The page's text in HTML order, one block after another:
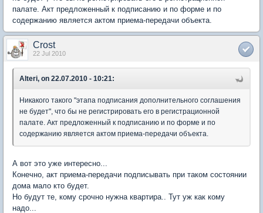
палате. Акт предложенный к подписанию и по форме и по
содержанию является актом приема-передачи объекта.
Crost
22 Jul 2010
Alteri, on 22.07.2010 - 10:21:
Никакого такого "этапа подписания дополнительного соглашения
не будет", что бы не регистрировать его в регистрационной
палате. Акт предложенный к подписанию и по форме и по
содержанию является актом приема-передачи объекта.
А вот это уже интересно...
Конечно, акт приема-передачи подписывать при таком состоянии
дома мало кто будет.
Но будут те, кому срочно нужна квартира.. Тут уж как кому
надо...